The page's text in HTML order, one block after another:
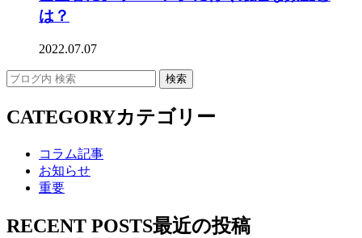
は？
2022.07.07
CATEGORYカテゴリー
コラム記事
お知らせ
重要
RECENT POSTS最近の投稿